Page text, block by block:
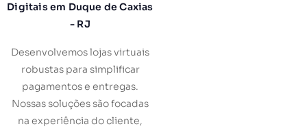
Digitais em Duque de Caxias
- RJ
Desenvolvemos lojas virtuais
robustas para simplificar
pagamentos e entregas.
Nossas soluções são focadas
na experiência do cliente,